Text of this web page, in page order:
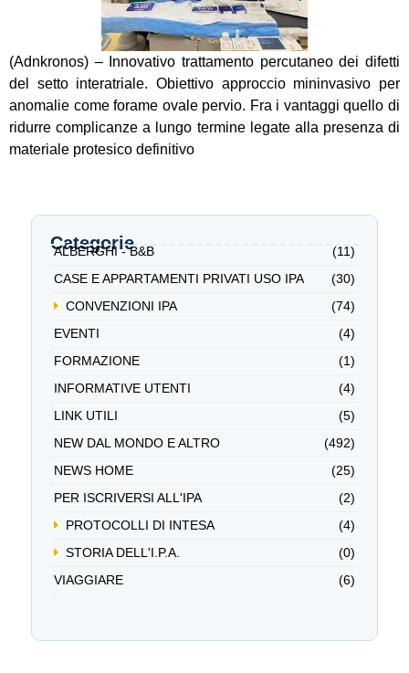
(Adnkronos) – Innovativo trattamento percutaneo dei difetti
del setto interatriale. Obiettivo approccio mininvasivo per
anomalie come forame ovale pervio. Fra i vantaggi quello di
ridurre complicanze a lungo termine legate alla presenza di
materiale protesico definitivo
Categorie
ALBERGHI - B&B
(11)
CASE E APPARTAMENTI PRIVATI USO IPA
(30)
CONVENZIONI IPA
(74)
EVENTI
(4)
FORMAZIONE
(1)
INFORMATIVE UTENTI
(4)
LINK UTILI
(5)
NEW DAL MONDO E ALTRO
(492)
NEWS HOME
(25)
PER ISCRIVERSI ALL'IPA
(2)
PROTOCOLLI DI INTESA
(4)
STORIA DELL'I.P.A.
(0)
VIAGGIARE
(6)